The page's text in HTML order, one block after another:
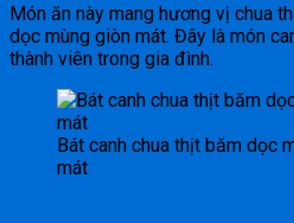
Món ăn này mang hương vị chua
dọc mùng giòn mát. Đây là món
thành viên trong gia đình.
Bát canh chua thịt băm dọc
mát